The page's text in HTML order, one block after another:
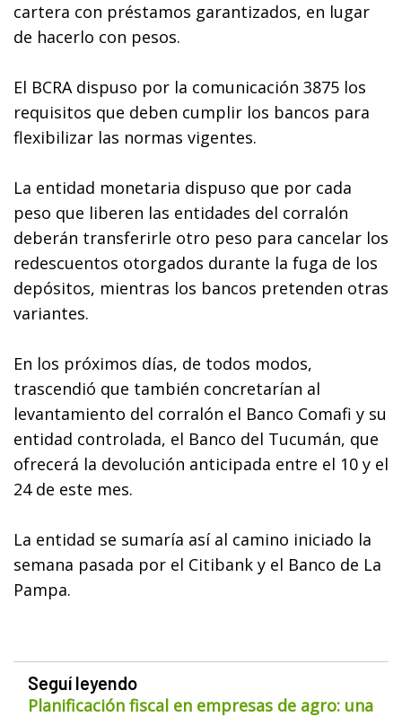
cartera con préstamos garantizados, en lugar
de hacerlo con pesos.
El BCRA dispuso por la comunicación 3875 los
requisitos que deben cumplir los bancos para
flexibilizar las normas vigentes.
La entidad monetaria dispuso que por cada
peso que liberen las entidades del corralón
deberán transferirle otro peso para cancelar los
redescuentos otorgados durante la fuga de los
depósitos, mientras los bancos pretenden otras
variantes.
En los próximos días, de todos modos,
trascendió que también concretarían al
levantamiento del corralón el Banco Comafi y su
entidad controlada, el Banco del Tucumán, que
ofrecerá la devolución anticipada entre el 10 y el
24 de este mes.
La entidad se sumaría así al camino iniciado la
semana pasada por el Citibank y el Banco de La
Pampa.
Seguí leyendo
Planificación fiscal en empresas de agro: una